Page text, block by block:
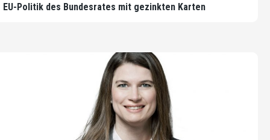
EU-Politik des Bundesrates mit gezinkten Karten